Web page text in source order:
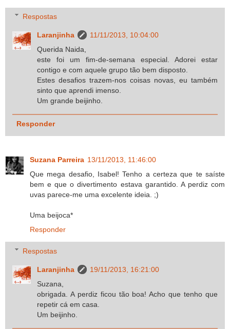
Respostas
Laranjinha
11/11/2013, 10:04:00
Querida Naida,
este foi um fim-de-semana especial. Adorei estar
contigo e com aquele grupo tão bem disposto.
Estes desafios trazem-nos coisas novas, eu também
sinto que aprendi imenso.
Um grande beijinho.
Responder
Suzana Parreira 13/11/2013, 11:46:00
Que mega desafio, Isabel! Tenho a certeza que te saíste
bem e que o divertimento estava garantido. A perdiz com
uvas parece-me uma excelente ideia. ;)
Uma beijoca*
Responder
Respostas
Laranjinha
19/11/2013, 16:21:00
Suzana,
obrigada. A perdiz ficou tão boa! Acho que tenho que
repetir cá em casa.
Um beijinho.